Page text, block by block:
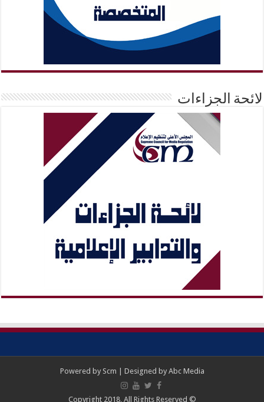
لائحة الجزاءات
Powered by Scm | Designed by Abc Media
© Copyright 2018, All Rights Reserved